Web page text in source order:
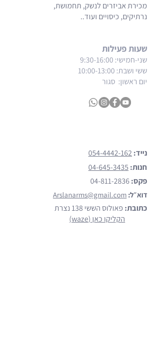
מכירת אביזרים לנשק, תחמושת,
נרתיקים, כיסויים ועוד..
שעות פעילות
שני-חמישי: 9:30-16:00
ששי ושבת: 10:00-13:00
יום ראשון: סגור
נייד: 054-4442-162
חנות: 04-645-3435
פקס:04-811-2836
דוא״ל: Arslanarms@gmail.com
כתובת: פאולוס הששי 138 נצרת
הקליקו כאן (waze)